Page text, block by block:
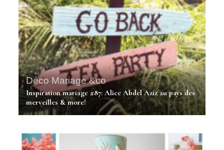
Déco Mariage &co
Inspiration mariage #87: Alice Abdel Aziz au pays des
merveilles & more!